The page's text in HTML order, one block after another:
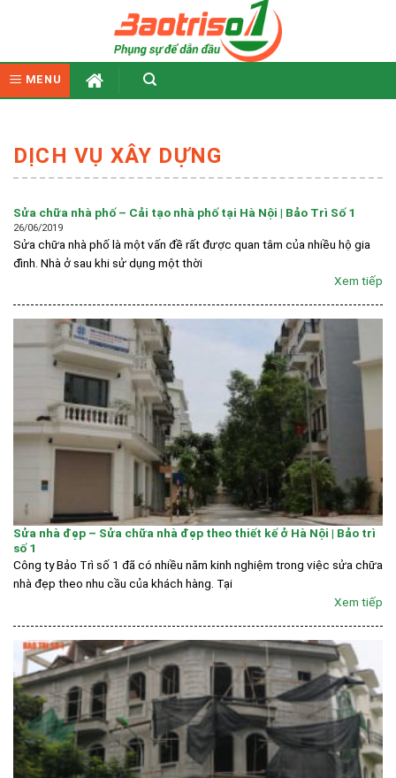
MENU
DỊCH VỤ XÂY DỰNG
Sửa chữa nhà phố – Cải tạo nhà phố tại Hà Nội | Bảo Trì Số 1
26/06/2019
Sửa chữa nhà phố là một vấn đề rất được quan tâm của nhiều hộ gia
đình. Nhà ở sau khi sử dụng một thời
Xem tiếp
Sửa nhà đẹp – Sửa chữa nhà đẹp theo thiết kế ở Hà Nội | Bảo trì
số 1
Công ty Bảo Trì số 1 đã có nhiều năm kinh nghiệm trong việc sửa chữa
nhà đẹp theo nhu cầu của khách hàng. Tại
Xem tiếp